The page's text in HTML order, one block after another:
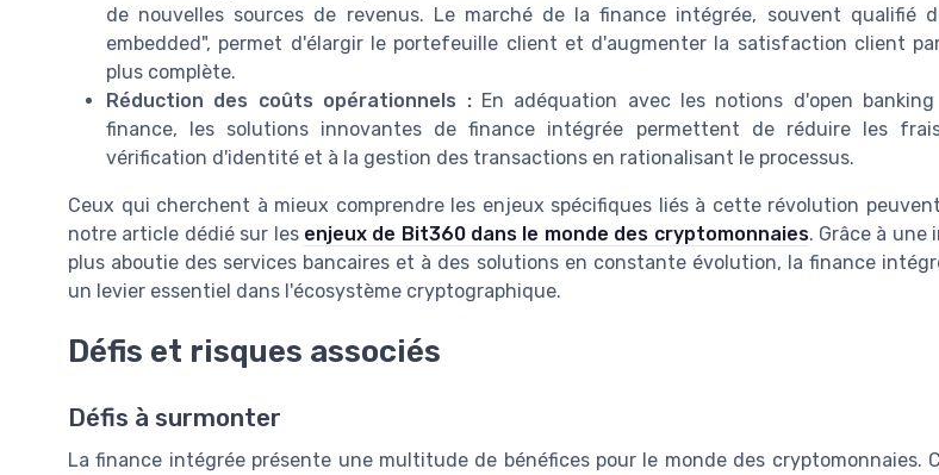
de nouvelles sources de revenus. Le marché de la finance intégrée, souvent qualifié
embedded", permet d'élargir le portefeuille client et d'augmenter la satisfaction client
plus complète.
Réduction des coûts opérationnels :En adéquation avec les notions d'open
finance, les solutions innovantes de finance intégrée permettent de réduire les
vérification d'identité et à la gestion des transactions en rationalisant le processus.
Ceux qui cherchent à mieux comprendre les enjeux spécifiques liés à cette révolution
notre article dédié sur les enjeux de Bit360 dans le monde des cryptomonnaies. Grâce à une
plus aboutie des services bancaires et à des solutions en constante évolution, la finance
un levier essentiel dans l'écosystème cryptographique.
Défis et risques associés
Défis à surmonter
La finance intégrée présente une multitude de bénéfices pour le monde des cryptomonnaies.